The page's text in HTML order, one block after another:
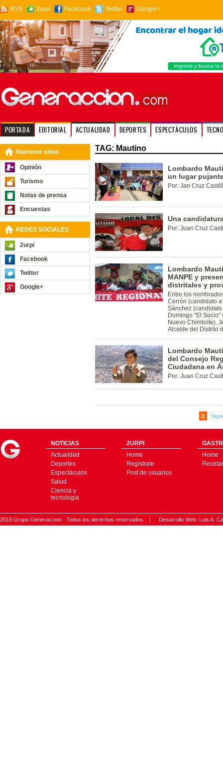
RSS 2urpi Facebook Twitter Google+
PORTADA EDITORIAL ACTUALIDAD DEPORTES ESPECTÁCULOS
Nuestros sitios
Opinión
Turismo
Notas de prensa
Encuestas
REDES SOCIALES
2urpi
Facebook
Twitter
Google+
TAG: Mautino
Lombardo
un lugar
Por: Jan Cruz
Una
Por: Juan Cruz
Lombardo
MANPE y
distritales y
Entre los
Cerrón (candidato
Sánchez
Domingo "El
Nuevo Chimbote),
Alcalde del Distrito
Lombardo
del Consejo
Ciudadana en
Por: Juan Cruz
1
NOTICIAS
Actualidad
Deportes
Espectáculos
Salud
Ciencia y
tecnología
2URPI
Home
Regístrate
Post de usuarios
Home
2018 Grupo Generaccion . Todos los derechos reservados | Desarrollo Web: Luis